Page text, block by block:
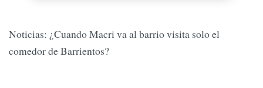
Noticias: ¿Cuando Macri va al barrio visita solo el
comedor de Barrientos?